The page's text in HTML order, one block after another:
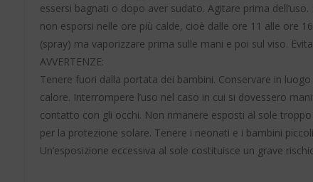
essersi bagnati o dopo aver sudato. Agitare prima
non esporsi nelle ore più calde, cioè dalle ore 11 alle ore
(spray) ma vaporizzare prima sulle mani e poi sul viso.
AVVERTENZE:
Tenere fuori dalla portata dei bambini. Conservare in
calore. Interrompere l’uso nel caso in cui si dovessero
contatto con gli occhi. Non rimanere esposti al sole
per la protezione solare. Tenere i neonati e i bambini
Un’esposizione eccessiva al sole costituisce un grave